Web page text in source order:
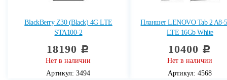
BlackBerry Z30 (Black) 4G LTE
STA100-2
18190 c
Нет в наличии
Артикул: 3494
Планшет LENOVO Tab 2 A8-
LTE 16Gb White
10400 c
Нет в наличии
Артикул: 4568